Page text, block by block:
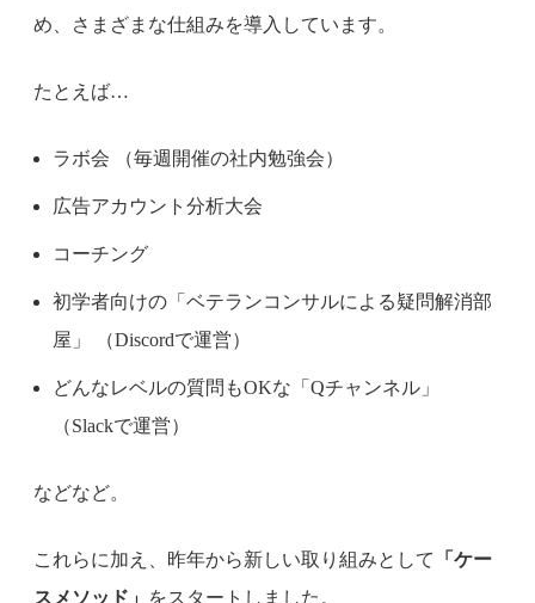
め、さまざまな仕組みを導入しています。
たとえば…
ラボ会 （毎週開催の社内勉強会）
広告アカウント分析大会
コーチング
初学者向けの「ベテランコンサルによる疑問解消部
屋」 （Discordで運営）
どんなレベルの質問もOKな「Qチャンネル」
（Slackで運営）
などなど。
これらに加え、昨年から新しい取り組みとして
「ケー
スメソッド」
をスタートしました。